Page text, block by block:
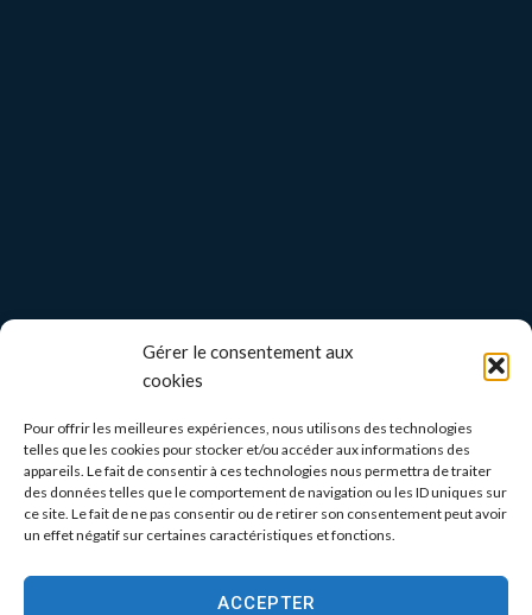
Gérer le consentement aux
cookies
Pour offrir les meilleures expériences, nous utilisons des technologies
telles que les cookies pour stocker et/ou accéder aux informations des
appareils. Le fait de consentir à ces technologies nous permettra de traiter
des données telles que le comportement de navigation ou les ID uniques sur
ce site. Le fait de ne pas consentir ou de retirer son consentement peut avoir
un effet négatif sur certaines caractéristiques et fonctions.
ACCEPTER